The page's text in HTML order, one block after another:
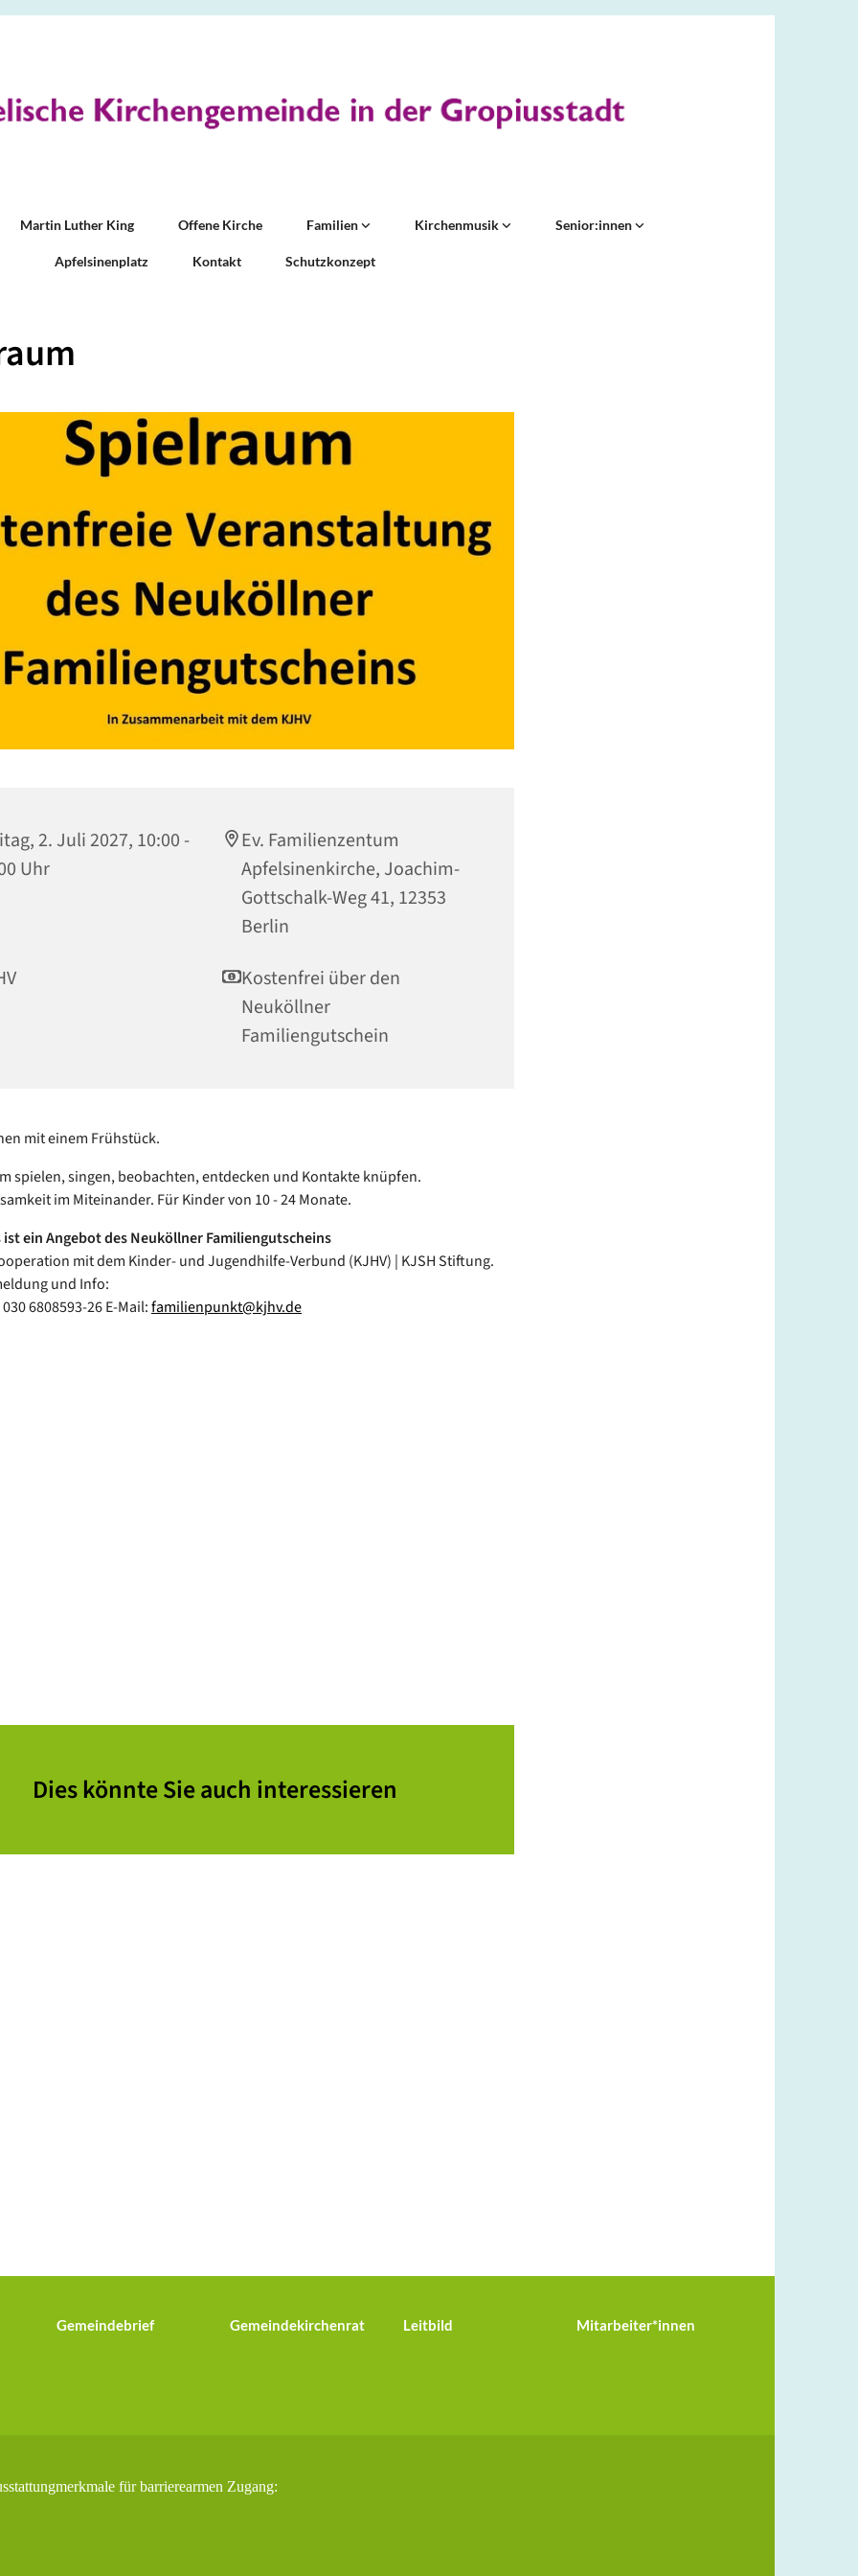
Martin Luther King Offene Kirche Familien Kirchenmusik Senior:innen
Apfelsinenplatz Kontakt Schutzkonzept
2. Juli 2027, 10:00 -
Uhr
Ev. Familienzentum
Apfelsinenkirche, Joachim-
Gottschalk-Weg 41, 12353
Berlin
Kostenfrei über den
Neuköllner
Familiengutschein
mit einem Frühstück.
spielen, singen, beobachten, entdecken und Kontakte knüpfen.
im Miteinander. Für Kinder von 10 - 24 Monate.
ist ein Angebot des Neuköllner Familiengutscheins
mit dem Kinder- und Jugendhilfe-Verbund (KJHV) | KJSH Stiftung.
und Info:
6808593-26 E-Mail:familienpunkt@kjhv.de
Dies könnte Sie auch interessieren
Gemeindebrief Gemeindekirchenrat Leitbild Mitarbeiter*innen
für barrierearmen Zugang: